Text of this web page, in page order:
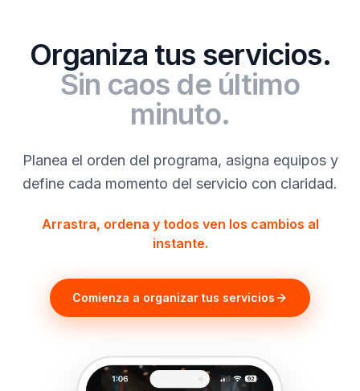
Organiza tus servicios.
Sin caos de último
minuto.
Planea el orden del programa, asigna equipos y
define cada momento del servicio con claridad.
Arrastra, ordena y todos ven los cambios al
instante.
Comienza a organizar tus servicios